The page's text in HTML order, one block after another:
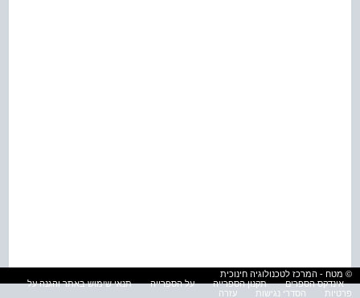
© מטח - המרכז לטכנולוגיה חינוכית
אינדקס הספרים
תקנון הספרייה על הספרייה
תנאי שימוש באתר והגנה על
פרטיות
הסדרי נגישות עזרה